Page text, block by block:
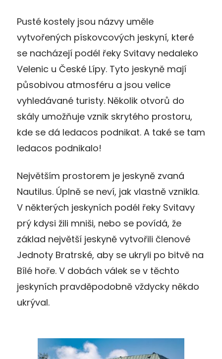
Pusté kostely jsou názvy uměle
vytvořených pískovcových jeskyní, které
se nacházejí podél řeky Svitavy nedaleko
Velenic u České Lípy. Tyto jeskyně mají
působivou atmosféru a jsou velice
vyhledávané turisty. Několik otvorů do
skály umožňuje vznik skrytého prostoru,
kde se dá ledacos podnikat. A také se tam
ledacos podnikalo!
Největším prostorem je jeskyně zvaná
Nautilus. Úplně se neví, jak vlastně vznikla.
V některých jeskyních podél řeky Svitavy
prý kdysi žili mniši, nebo se povídá, že
základ největší jeskyně vytvořili členové
Jednoty Bratrské, aby se ukryli po bitvě na
Bílé hoře. V dobách válek se v těchto
jeskyních pravděpodobně vždycky někdo
ukrýval.